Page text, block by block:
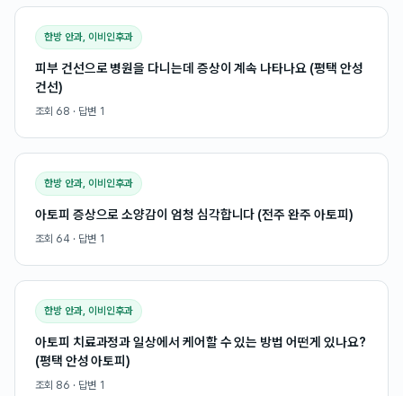
한방 안과, 이비인후과
피부 건선으로 병원을 다니는데 증상이 계속 나타나요 (평택 안성
건선)
조회 68 · 답변 1
한방 안과, 이비인후과
아토피 증상으로 소양감이 엄청 심각합니다 (전주 완주 아토피)
조회 64 · 답변 1
한방 안과, 이비인후과
아토피 치료과정과 일상에서 케어할 수 있는 방법 어떤게 있나요?
(평택 안성 아토피)
조회 86 · 답변 1